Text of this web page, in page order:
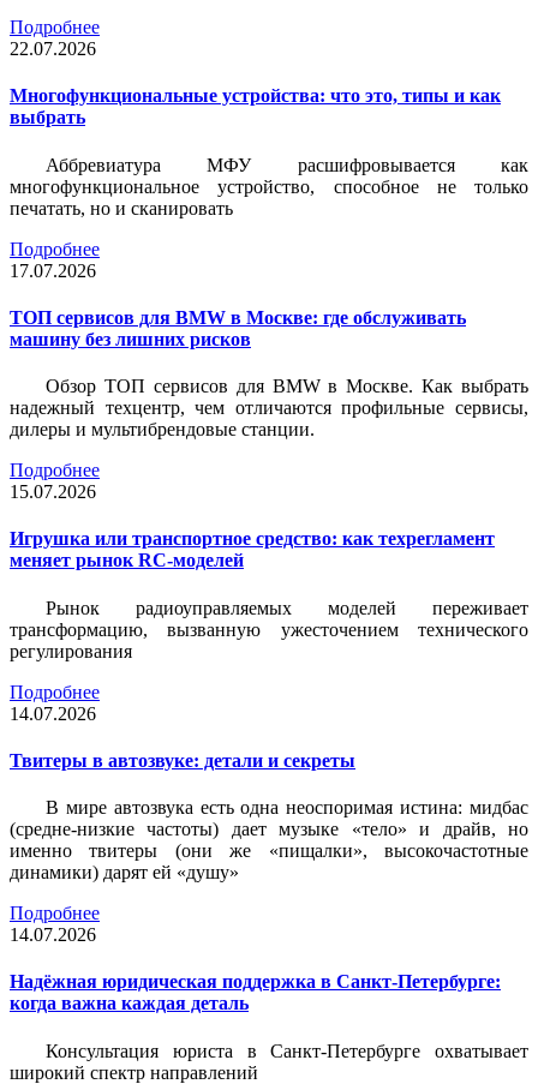
Подробнее
22.07.2026
Многофункциональные устройства: что это, типы и как
выбрать
Аббревиатура МФУ расшифровывается как
многофункциональное устройство, способное не только
печатать, но и сканировать
Подробнее
17.07.2026
ТОП сервисов для BMW в Москве: где обслуживать
машину без лишних рисков
Обзор ТОП сервисов для BMW в Москве. Как выбрать
надежный техцентр, чем отличаются профильные сервисы,
дилеры и мультибрендовые станции.
Подробнее
15.07.2026
Игрушка или транспортное средство: как техрегламент
меняет рынок RC-моделей
Рынок радиоуправляемых моделей переживает
трансформацию, вызванную ужесточением технического
регулирования
Подробнее
14.07.2026
Твитеры в автозвуке: детали и секреты
В мире автозвука есть одна неоспоримая истина: мидбас
(средне-низкие частоты) дает музыке «тело» и драйв, но
именно твитеры (они же «пищалки», высокочастотные
динамики) дарят ей «душу»
Подробнее
14.07.2026
Надёжная юридическая поддержка в Санкт-Петербурге:
когда важна каждая деталь
Консультация юриста в Санкт-Петербурге охватывает
широкий спектр направлений